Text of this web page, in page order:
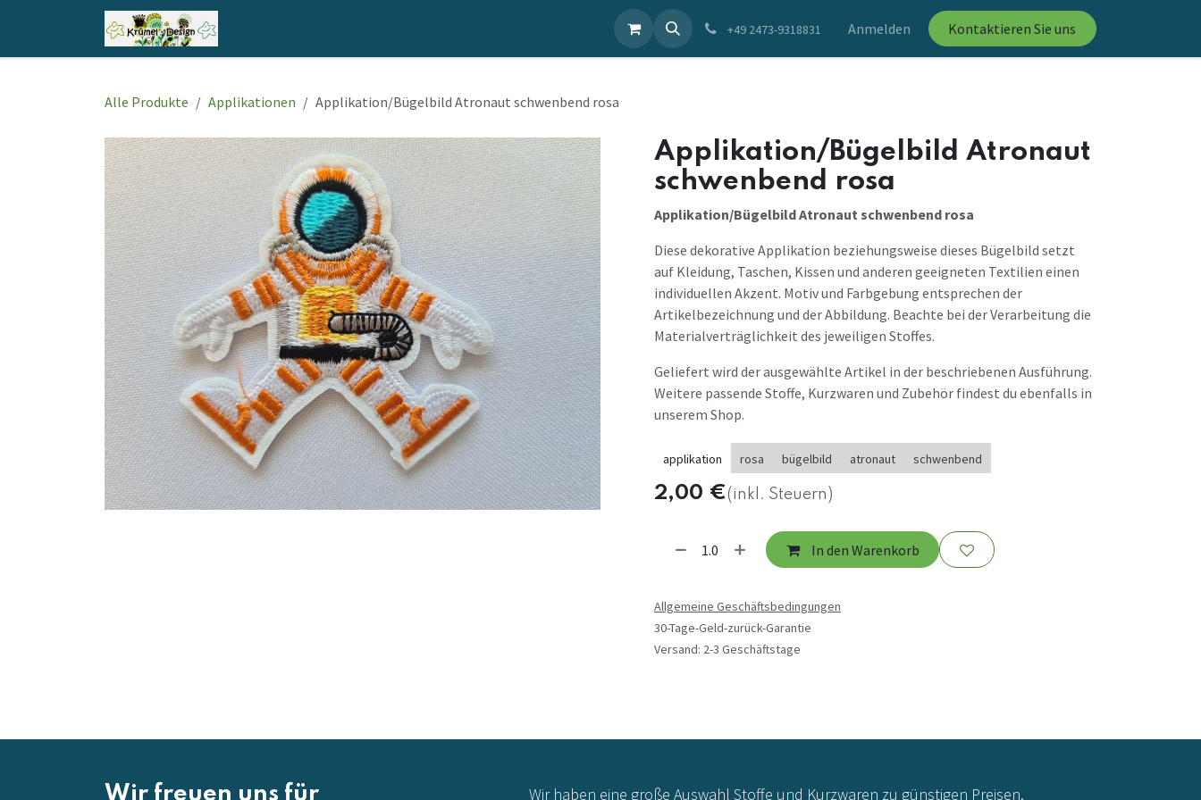
Zum Inhalt springen
+49 2473-9318831 Anmelden Kontaktieren Sie uns
Alle Produkte Applikationen Applikation/Bügelbild Atronaut schwenbend rosa
Applikation/Bügelbild Atronaut
schwenbend rosa
Applikation/Bügelbild Atronaut schwenbend rosa
Diese dekorative Applikation beziehungsweise dieses Bügelbild setzt
auf Kleidung, Taschen, Kissen und anderen geeigneten Textilien einen
individuellen Akzent. Motiv und Farbgebung entsprechen der
Artikelbezeichnung und der Abbildung. Beachte bei der Verarbeitung die
Materialverträglichkeit des jeweiligen Stoffes.
Geliefert wird der ausgewählte Artikel in der beschriebenen Ausführung.
Weitere passende Stoffe, Kurzwaren und Zubehör findest du ebenfalls in
unserem Shop.
applikation rosa bügelbild atronaut schwenbend
2,00 €(inkl. Steuern)
In den Warenkorb
Allgemeine Geschäftsbedingungen
30-Tage-Geld-zurück-Garantie
Versand: 2-3 Geschäftstage
Wir freuen uns für Wir haben eine große Auswahl Stoffe und Kurzwaren zu günstigen Preisen.